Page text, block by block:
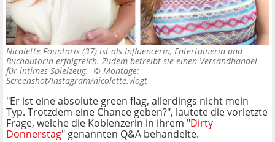
Nicolette Fountaris (37) ist als Influencerin, Entertainerin und
Buchautorin erfolgreich. Zudem betreibt sie einen Versandhandel
für intimes Spielzeug. © Montage:
Screenshot/Instagram/nicolette.vlogt
"Er ist eine absolute green flag, allerdings nicht mein
Typ. Trotzdem eine Chance geben?", lautete die vorletzte
Frage, welche die Koblenzerin in ihrem "Dirty
Donnerstag" genannten Q&A behandelte.